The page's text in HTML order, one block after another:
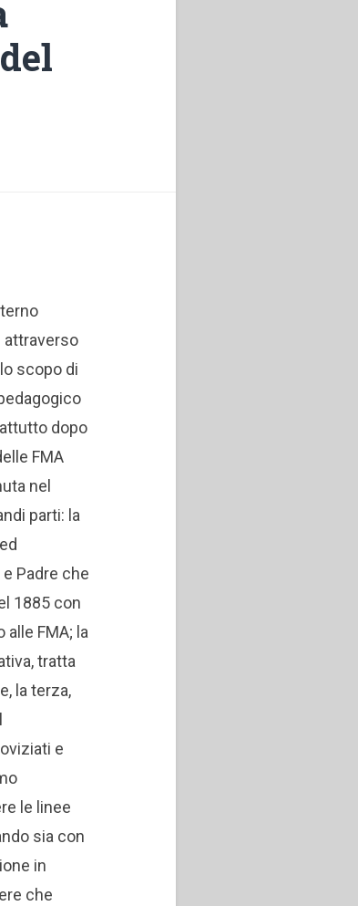
attraverso
scopo di
dopo
FMA
nel
parti: la
Padre che
1885 con
alle FMA; la
tratta
la terza,
e
le linee
sia con
in
che